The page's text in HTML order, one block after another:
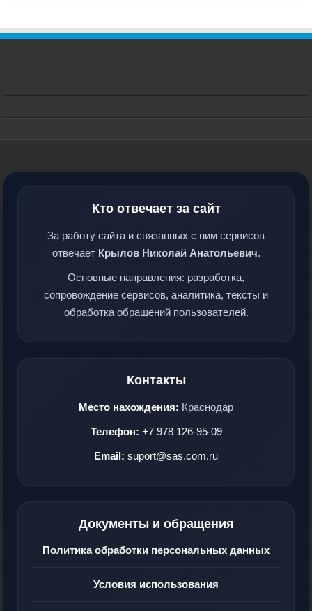
Кто отвечает за сайт
За работу сайта и связанных с ним сервисов
отвечает Крылов Николай Анатольевич.
Основные направления: разработка,
сопровождение сервисов, аналитика, тексты и
обработка обращений пользователей.
Контакты
Место нахождения: Краснодар
Телефон: +7 978 126-95-09
Email: suport@sas.com.ru
Документы и обращения
Политика обработки персональных данных
Условия использования